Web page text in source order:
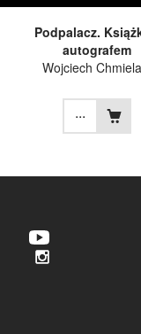
Podpalacz.
autografem
Wojciech
...